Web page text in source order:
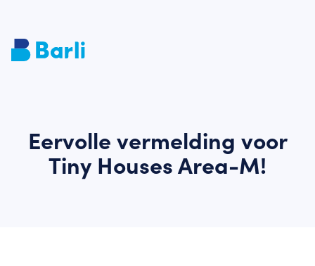
Eervolle vermelding voor
Tiny Houses Area-M!